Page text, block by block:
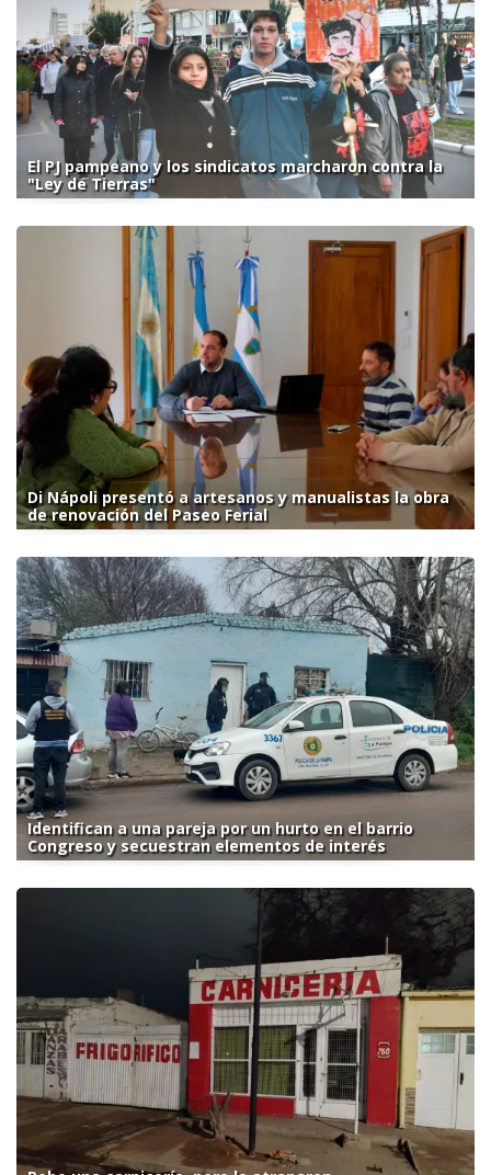
El PJ pampeano y los sindicatos marcharon contra la
"Ley de Tierras"
Di Nápoli presentó a artesanos y manualistas la obra
de renovación del Paseo Ferial
Identifican a una pareja por un hurto en el barrio
Congreso y secuestran elementos de interés